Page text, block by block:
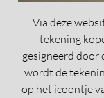
Via deze
tekening
gesigneerd door
wordt de
op het icoontje